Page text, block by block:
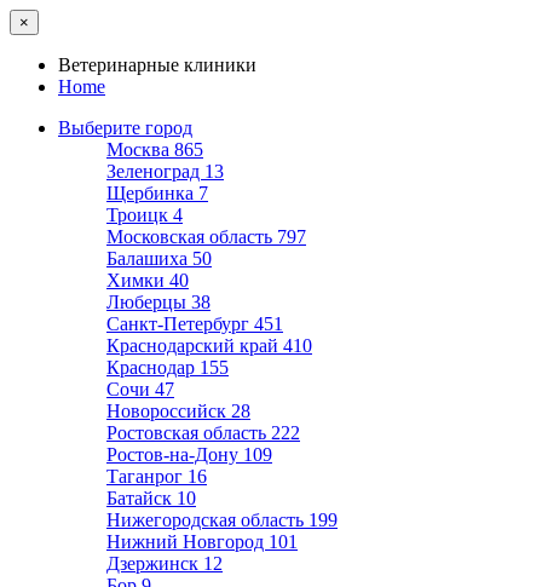
×
Ветеринарные клиники
Home
Выберите город
Москва 865
Зеленоград 13
Щербинка 7
Троицк 4
Московская область 797
Балашиха 50
Химки 40
Люберцы 38
Санкт-Петербург 451
Краснодарский край 410
Краснодар 155
Сочи 47
Новороссийск 28
Ростовская область 222
Ростов-на-Дону 109
Таганрог 16
Батайск 10
Нижегородская область 199
Нижний Новгород 101
Дзержинск 12